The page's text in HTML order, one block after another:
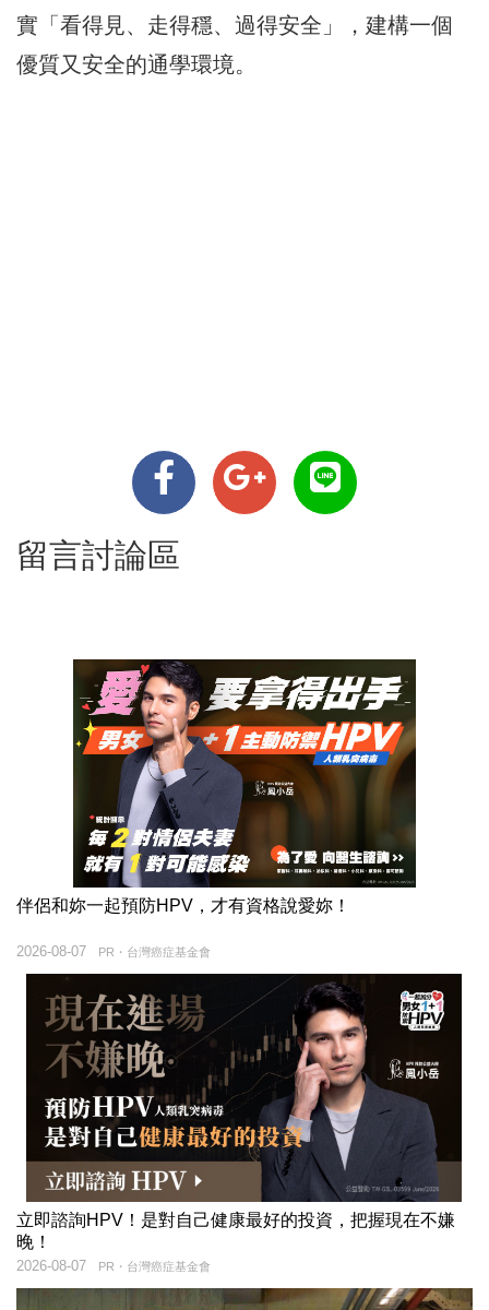
實「看得見、走得穩、過得安全」，建構一個
優質又安全的通學環境。
留言討論區
伴侶和妳一起預防HPV，才有資格說愛妳！
PR・台灣癌症基金會
2026-08-07
立即諮詢HPV！是對自己健康最好的投資，把握現在不嫌
晚！
PR・台灣癌症基金會
2026-08-07